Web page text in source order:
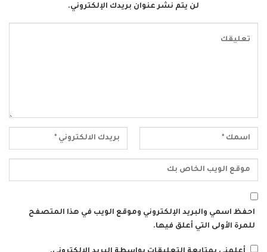
لن يتم نشر عنوان بريدك الإلكتروني.
احفظ اسمي والبريد الإلكتروني وموقع الويب في هذا المتصفح
للمرة الأولى التي أعلق فيها.